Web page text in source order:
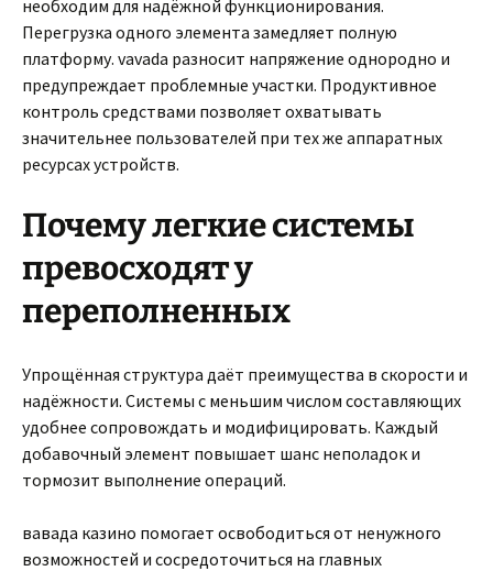
необходим для надёжной функционирования.
Перегрузка одного элемента замедляет полную
платформу. vavada разносит напряжение однородно и
предупреждает проблемные участки. Продуктивное
контроль средствами позволяет охватывать
значительнее пользователей при тех же аппаратных
ресурсах устройств.
Почему легкие системы
превосходят у
переполненных
Упрощённая структура даёт преимущества в скорости и
надёжности. Системы с меньшим числом составляющих
удобнее сопровождать и модифицировать. Каждый
добавочный элемент повышает шанс неполадок и
тормозит выполнение операций.
вавада казино помогает освободиться от ненужного
возможностей и сосредоточиться на главных